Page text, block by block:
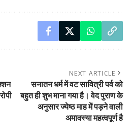
NEXT ARTICLE
सनातन धर्म में वट सावित्री पर्व को
बहुत ही शुभ माना गया है। वेद पुराण के
अनुसार ज्येष्ठ माह में पड़ने वाली
अमावस्या महत्वपूर्ण है